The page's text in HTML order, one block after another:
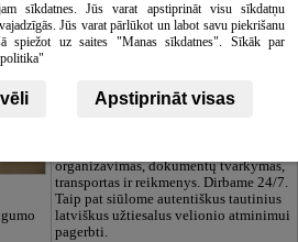
CĒSU APBEDĪŠANAS
PAKALPOJUMI, SIA
Pagarbus
rūpesčių. Mes
organizavimas, dokumentų tvarkymas,
transportas ir reikmenys. Dirbame 24/7.
Taip pat siūlome autentiškus tautinius
latviškus užtiesalus velionio atminimui
pagerbti.
sīkdatnes. Jūs varat apstiprināt visu sīkdatņu
Jūs varat pārlūkot un labot savu piekrišanu
spiežot uz saites "Manas sīkdatnes". Sīkāk par
Apstiprināt visas